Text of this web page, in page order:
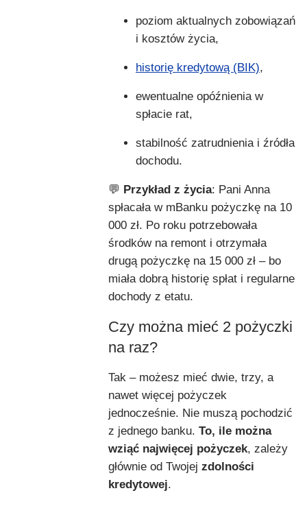
poziom aktualnych zobowiązań
i kosztów życia,
historię kredytową (BIK),
ewentualne opóźnienia w
spłacie rat,
stabilność zatrudnienia i źródła
dochodu.
💬 Przykład z życia: Pani Anna
spłacała w mBanku pożyczkę na 10
000 zł. Po roku potrzebowała
środków na remont i otrzymała
drugą pożyczkę na 15 000 zł – bo
miała dobrą historię spłat i regularne
dochody z etatu.
Czy można mieć 2 pożyczki
na raz?
Tak – możesz mieć dwie, trzy, a
nawet więcej pożyczek
jednocześnie. Nie muszą pochodzić
z jednego banku. To, ile można
wziąć najwięcej pożyczek, zależy
głównie od Twojej zdolności
kredytowej.